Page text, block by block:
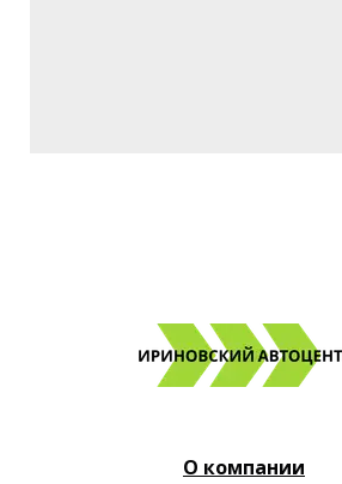
О компании